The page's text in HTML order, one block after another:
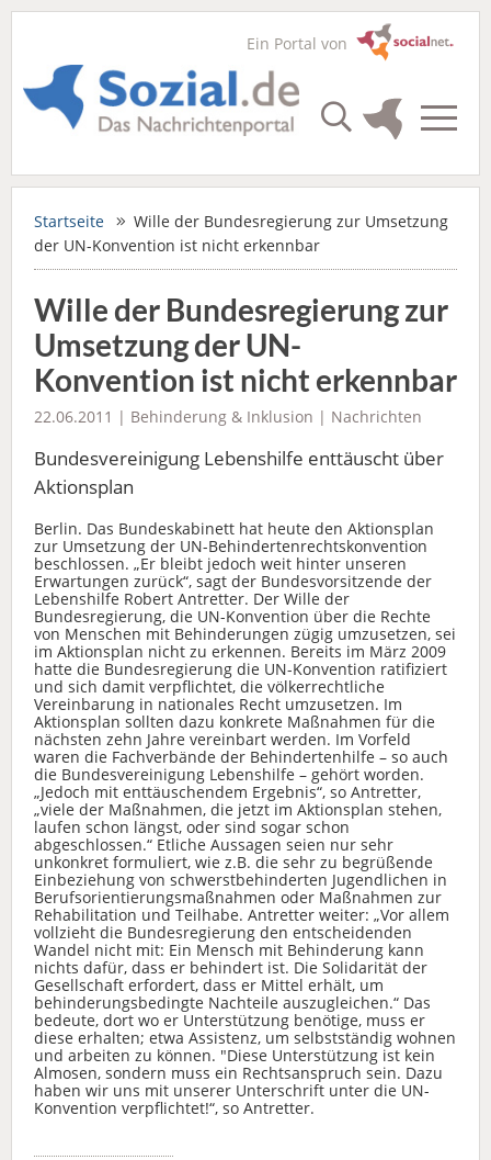
Ein Portal von
Startseite
Wille der Bundesregierung zur Umsetzung
der UN-Konvention ist nicht erkennbar
Wille der Bundesregierung zur
Umsetzung der UN-
Konvention ist nicht erkennbar
22.06.2011 | Behinderung & Inklusion | Nachrichten
Bundesvereinigung Lebenshilfe enttäuscht über
Aktionsplan
Berlin. Das Bundeskabinett hat heute den Aktionsplan
zur Umsetzung der UN-Behindertenrechtskonvention
beschlossen. „Er bleibt jedoch weit hinter unseren
Erwartungen zurück“, sagt der Bundesvorsitzende der
Lebenshilfe Robert Antretter. Der Wille der
Bundesregierung, die UN-Konvention über die Rechte
von Menschen mit Behinderungen zügig umzusetzen, sei
im Aktionsplan nicht zu erkennen. Bereits im März 2009
hatte die Bundesregierung die UN-Konvention ratifiziert
und sich damit verpflichtet, die völkerrechtliche
Vereinbarung in nationales Recht umzusetzen. Im
Aktionsplan sollten dazu konkrete Maßnahmen für die
nächsten zehn Jahre vereinbart werden. Im Vorfeld
waren die Fachverbände der Behindertenhilfe – so auch
die Bundesvereinigung Lebenshilfe – gehört worden.
„Jedoch mit enttäuschendem Ergebnis“, so Antretter,
„viele der Maßnahmen, die jetzt im Aktionsplan stehen,
laufen schon längst, oder sind sogar schon
abgeschlossen.“ Etliche Aussagen seien nur sehr
unkonkret formuliert, wie z.B. die sehr zu begrüßende
Einbeziehung von schwerstbehinderten Jugendlichen in
Berufsorientierungsmaßnahmen oder Maßnahmen zur
Rehabilitation und Teilhabe. Antretter weiter: „Vor allem
vollzieht die Bundesregierung den entscheidenden
Wandel nicht mit: Ein Mensch mit Behinderung kann
nichts dafür, dass er behindert ist. Die Solidarität der
Gesellschaft erfordert, dass er Mittel erhält, um
behinderungsbedingte Nachteile auszugleichen.“ Das
bedeute, dort wo er Unterstützung benötige, muss er
diese erhalten; etwa Assistenz, um selbstständig wohnen
und arbeiten zu können. "Diese Unterstützung ist kein
Almosen, sondern muss ein Rechtsanspruch sein. Dazu
haben wir uns mit unserer Unterschrift unter die UN-
Konvention verpflichtet!“, so Antretter.